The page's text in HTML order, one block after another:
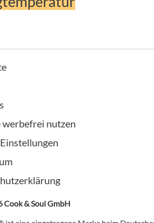
nutzen
& Soul GmbH